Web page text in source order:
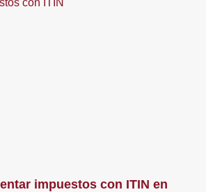
impuestos con ITIN en